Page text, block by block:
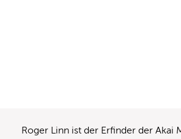
Roger Linn ist der Erfinder der Akai